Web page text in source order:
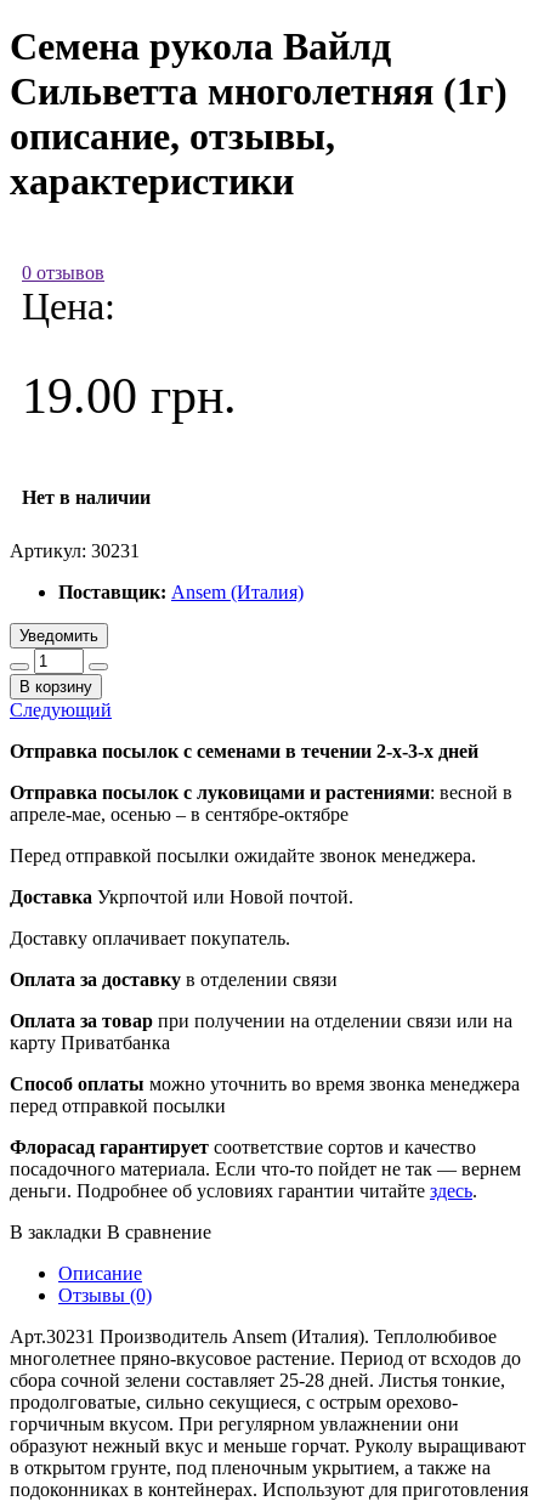
Семена рукола Вайлд
Сильветта многолетняя (1г)
описание, отзывы,
характеристики
0 отзывов
Цена:
19.00 грн.
Нет в наличии
Артикул: 30231
Поставщик: Ansem (Италия)
Уведомить
В корзину
Следующий
Отправка посылок с семенами в течении 2-х-3-х дней
Отправка посылок с луковицами и растениями: весной в
апреле-мае, осенью – в сентябре-октябре
Перед отправкой посылки ожидайте звонок менеджера.
Доставка Укрпочтой или Новой почтой.
Доставку оплачивает покупатель.
Оплата за доставку в отделении связи
Оплата за товар при получении на отделении связи или на
карту Приватбанка
Способ оплаты можно уточнить во время звонка менеджера
перед отправкой посылки
Флорасад гарантирует соответствие сортов и качество
посадочного материала. Если что-то пойдет не так — вернем
деньги. Подробнее об условиях гарантии читайте здесь.
В закладки В сравнение
Описание
Отзывы (0)
Арт.30231 Производитель Ansem (Италия). Теплолюбивое
многолетнее пряно-вкусовое растение. Период от всходов до
сбора сочной зелени составляет 25-28 дней. Листья тонкие,
продолговатые, сильно секущиеся, с острым орехово-
горчичным вкусом. При регулярном увлажнении они
образуют нежный вкус и меньше горчат. Руколу выращивают
в открытом грунте, под пленочным укрытием, а также на
подоконниках в контейнерах. Используют для приготовления